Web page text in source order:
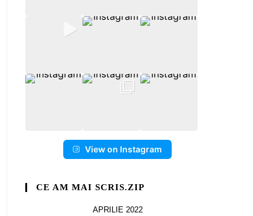
View on Instagram
CE AM MAI SCRIS.ZIP
APRILIE 2022